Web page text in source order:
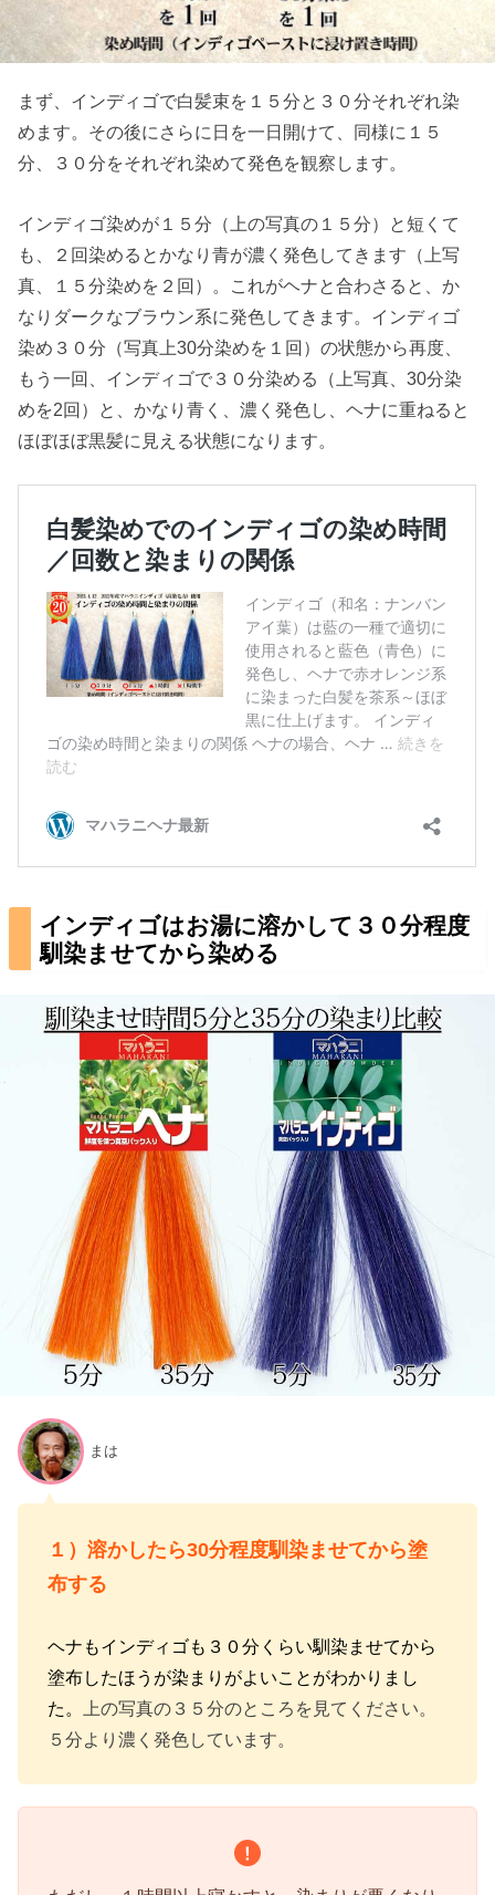
まず、インディゴで白髪束を１５分と３０分それぞれ染
めます。その後にさらに日を一日開けて、同様に１５
分、３０分をそれぞれ染めて発色を観察します。
インディゴ染めが１５分（上の写真の１５分）と短くて
も、２回染めるとかなり青が濃く発色してきます（上写
真、１５分染めを２回）。これがヘナと合わさると、か
なりダークなブラウン系に発色してきます。インディゴ
染め３０分（写真上30分染めを１回）の状態から再度、
もう一回、インディゴで３０分染める（上写真、30分染
めを2回）と、かなり青く、濃く発色し、ヘナに重ねると
ほぼほぼ黒髪に見える状態になります。
インディゴはお湯に溶かして３０分程度
馴染ませてから染める
まは
１）溶かしたら30分程度馴染ませてから塗
布する
ヘナもインディゴも３０分くらい馴染ませてから
塗布したほうが染まりがよいことがわかりまし
た。
上の写真の３５分のところを見てください。
５分より濃く発色しています。